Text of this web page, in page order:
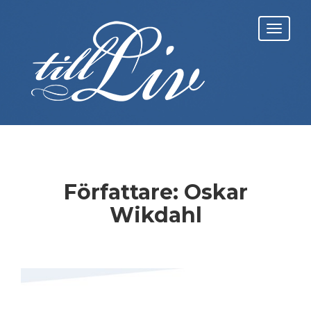
Författare: Oskar
Wikdahl